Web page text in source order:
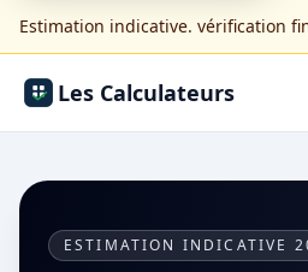
Estimation indicative. vérification
Les Calculateurs
ESTIMATION INDICATIVE